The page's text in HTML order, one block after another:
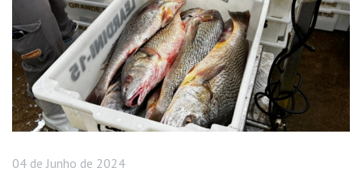
04 de Junho de 2024